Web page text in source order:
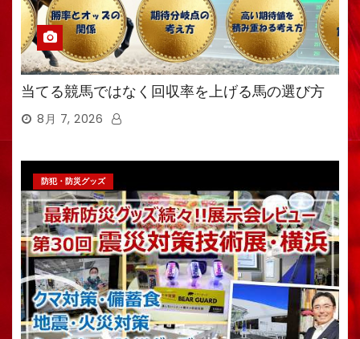
当てる競馬ではなく回収率を上げる馬の選び方
8月 7, 2026
防犯・防災グッズ